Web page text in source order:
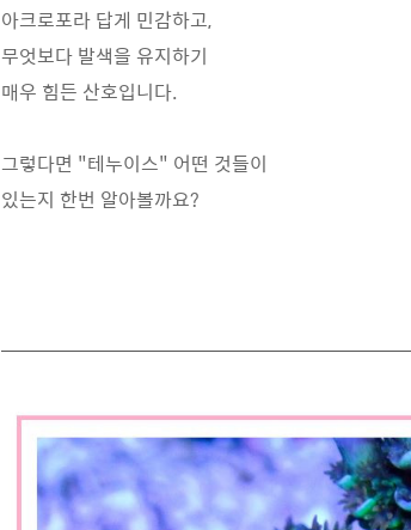
아크로포라 답게 민감하고,
무엇보다 발색을 유지하기
매우 힘든 산호입니다.
그렇다면 "테누이스" 어떤 것들이
있는지 한번 알아볼까요?